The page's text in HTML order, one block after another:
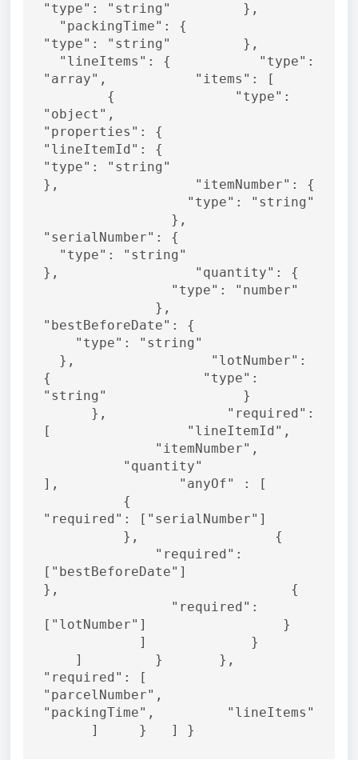
"type": "string"         },
"packingTime": {
"type": "string"         },
"lineItems": {           "type":
"array",           "items": [
{               "type":
"object",
"properties": {
"lineItemId": {
"type": "string"
},                 "itemNumber": {
"type": "string"
},
"serialNumber": {
"type": "string"
},                 "quantity": {
"type": "number"
},
"bestBeforeDate": {
"type": "string"
},                 "lotNumber":
{                   "type":
"string"                 }
},               "required":
[                 "lineItemId",
"itemNumber",
"quantity"
],               "anyOf" : [
{
"required": ["serialNumber"]
},                 {
"required":
["bestBeforeDate"]
},                             {
"required":
["lotNumber"]                 }
]             }
]         }       },
"required": [
"parcelNumber",
"packingTime",         "lineItems"
]     }   ] }